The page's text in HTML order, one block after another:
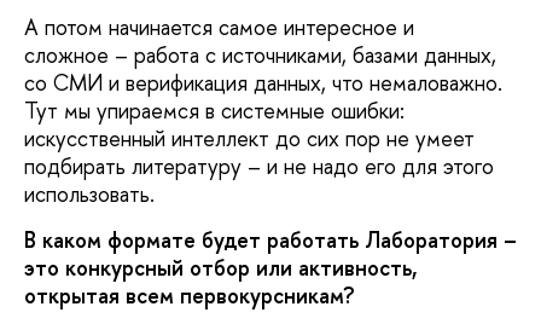
А потом начинается самое интересное и
сложное – работа с источниками, базами данных,
со СМИ и верификация данных, что немаловажно.
Тут мы упираемся в системные ошибки:
искусственный интеллект до сих пор не умеет
подбирать литературу – и не надо его для этого
использовать.
В каком формате будет работать Лаборатория –
это конкурсный отбор или активность,
открытая всем первокурсникам?